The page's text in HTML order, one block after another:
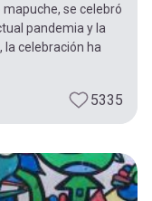
se celebró
pandemia y la
la celebración ha
5335